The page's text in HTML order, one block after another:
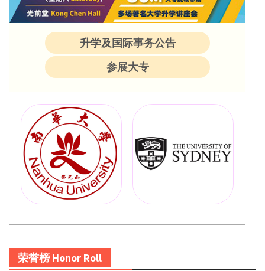
升学及国际事务公告
参展大专
荣誉榜 Honor Roll